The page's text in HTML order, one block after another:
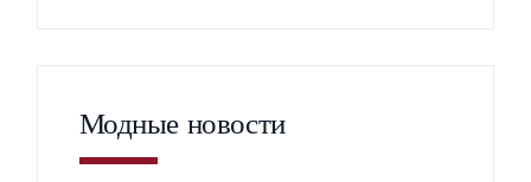
Модные новости